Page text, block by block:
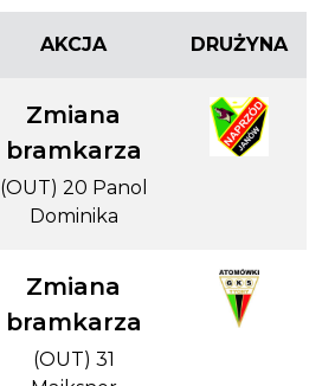
AKCJA DRUŻYNA
Zmiana
bramkarza
(OUT) 20 Panol
Dominika
Zmiana
bramkarza
(OUT) 31